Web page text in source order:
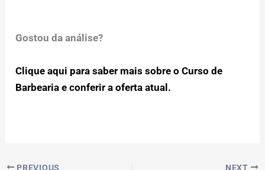
Gostou da análise?
Clique aqui para saber mais sobre o Curso de
Barbearia e conferir a oferta atual.
PREVIOUS NEXT